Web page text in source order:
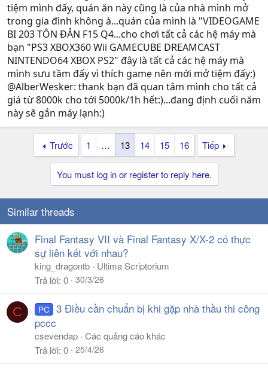
tiệm mình đấy, quán ăn này cũng là của nhà mình mở
trong gia đình không à...quán của mình là "VIDEOGAME
BI 203 TÔN ĐẢN F15 Q4...cho chơi tất cả các hệ máy mà
bạn "PS3 XBOX360 Wii GAMECUBE DREAMCAST
NINTENDO64 XBOX PS2" đây là tất cả các hệ máy mà
mình sưu tầm đấy vì thích game nên mới mở tiệm đấy:)
@AlberWesker: thank bạn đã quan tâm mình cho tất cả
giá từ 8000k cho tới 5000k/1h hết:)...đang định cuối năm
này sẽ gắn máy lạnh:)
Trước 1 … 13 14 15 16 Tiếp
You must log in or register to reply here.
Similar threads
Final Fantasy VII và Final Fantasy X/X-2 có thực
sự liên kết với nhau?
king_dragontb
Ultima Scriptorium
Trả lời 0 30/3/26
C PC 3 Điều cần chuẩn bị khi gặp nhà thầu thi công
pccc
csevendap Các quảng cáo khác
Trả lời 0 25/4/26